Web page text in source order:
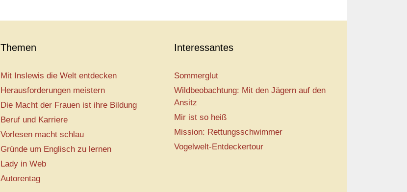
Themen
Mit Inslewis die Welt entdecken
Herausforderungen meistern
Die Macht der Frauen ist ihre Bildung
Beruf und Karriere
Vorlesen macht schlau
Gründe um Englisch zu lernen
Lady in Web
Autorentag
Interessantes
Sommerglut
Wildbeobachtung: Mit den Jägern auf den
Ansitz
Mir ist so heiß
Mission: Rettungsschwimmer
Vogelwelt-Entdeckertour